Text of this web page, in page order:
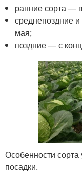
ранние сорта —
среднепоздние
мая;
поздние — с
Особенности сорта
посадки.